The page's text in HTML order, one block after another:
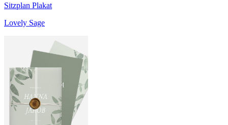
Sitzplan Plakat
Lovely Sage